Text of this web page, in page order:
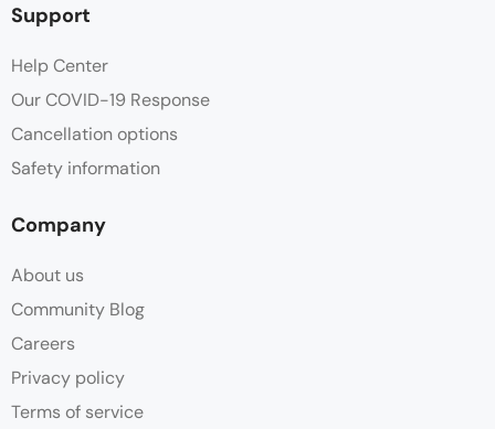
Support
Help Center
Our COVID-19 Response
Cancellation options
Safety information
Company
About us
Community Blog
Careers
Privacy policy
Terms of service